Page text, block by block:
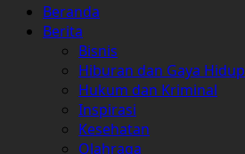
Primary
Menu
Beranda
Berita
Bisnis
Hiburan dan Gaya Hidup
Hukum dan Kriminal
Inspirasi
Kesehatan
Olahraga